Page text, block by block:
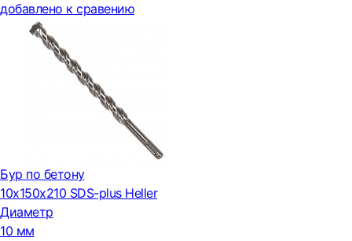
добавлено к сравению
Бур по бетону
10х150х210 SDS-plus Heller
Диаметр
10 мм